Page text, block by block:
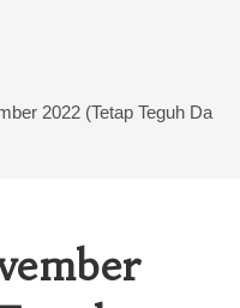
2022 (Tetap Teguh